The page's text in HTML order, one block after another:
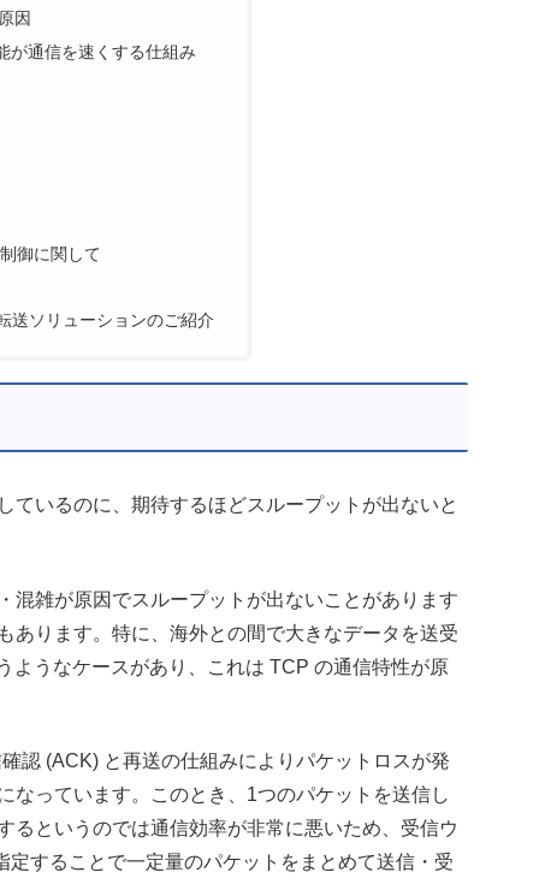
因
が通信を速くする仕組み
御に関して
送ソリューションのご紹介
ているのに、期待するほどスループットが出ないと
混雑が原因でスループットが出ないことがあります
あります。特に、海外との間で大きなデータを送受
ようなケースがあり、これは TCP の通信特性が原
認 (ACK) と再送の仕組みによりパケットロスが発
なっています。このとき、1つのパケットを送信し
るというのでは通信効率が非常に悪いため、受信ウ
することで一定量のパケットをまとめて送信・受